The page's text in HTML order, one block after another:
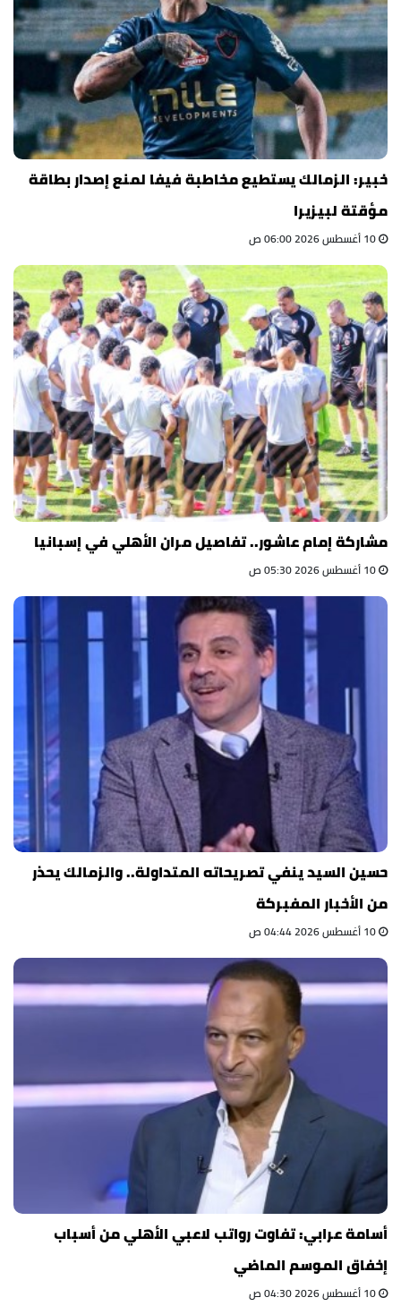
خبير: الزمالك يستطيع مخاطبة فيفا لمنع إصدار بطاقة
مؤقتة لبيزيرا
مشاركة إمام عاشور.. تفاصيل مران الأهلي في إسبانيا
حسين السيد ينفي تصريحاته المتداولة.. والزمالك يحذر
من الأخبار المفبركة
أسامة عرابي: تفاوت رواتب لاعبي الأهلي من أسباب
إخفاق الموسم الماضي